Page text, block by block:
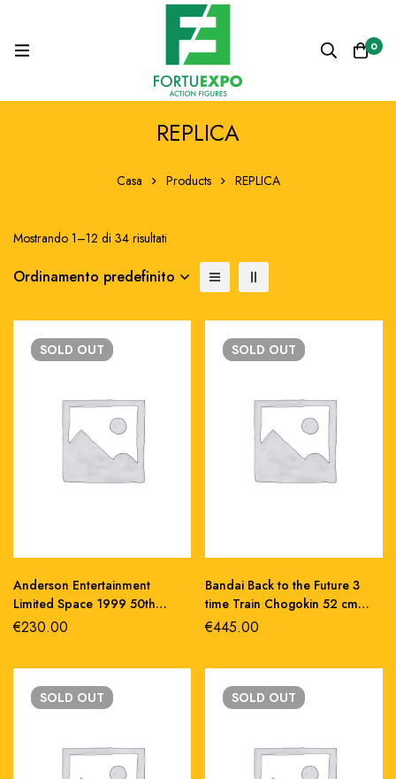
0
REPLICA
Casa Products REPLICA
Mostrando 1–12 di 34 risultati
Ordinamento predefinito
SOLD OUT
Anderson Entertainment
Limited Space 1999 50th
anniversary golden eagle
€230.00
SOLD OUT
Bandai Back to the Future 3
time Train Chogokin 52 cm
abs/metallo
€445.00
SOLD OUT SOLD OUT